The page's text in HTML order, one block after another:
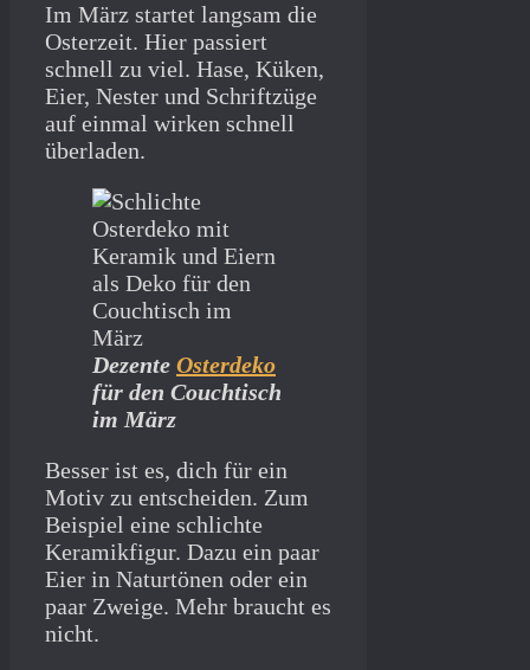
Im März startet langsam die
Osterzeit. Hier passiert
schnell zu viel. Hase, Küken,
Eier, Nester und Schriftzüge
auf einmal wirken schnell
überladen.
Dezente Osterdeko
für den Couchtisch
im März
Besser ist es, dich für ein
Motiv zu entscheiden. Zum
Beispiel eine schlichte
Keramikfigur. Dazu ein paar
Eier in Naturtönen oder ein
paar Zweige. Mehr braucht es
nicht.